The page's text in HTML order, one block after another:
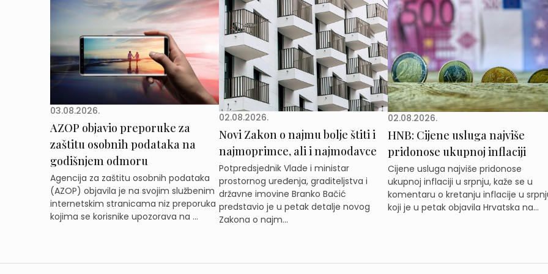
03.08.2026.
AZOP objavio preporuke za
zaštitu osobnih podataka na
godišnjem odmoru
Agencija za zaštitu osobnih podataka
(AZOP) objavila je na svojim službenim
internetskim stranicama niz preporuka
kojima se korisnike upozorava na ...
02.08.2026.
Novi Zakon o najmu bolje štiti i
najmoprimce, ali i najmodavce
Potpredsjednik Vlade i ministar
prostornog uređenja, graditeljstva i
državne imovine Branko Bačić
predstavio je u petak detalje novog
Zakona o najm...
02.08.2026.
HNB: Cijene usluga najviše
pridonose ukupnoj inflaciji
Cijene usluga najviše pridonose
ukupnoj inflaciji u srpnju, kaže se u
komentaru o kretanju inflacije u
koji je u petak objavila Hrvatska na...